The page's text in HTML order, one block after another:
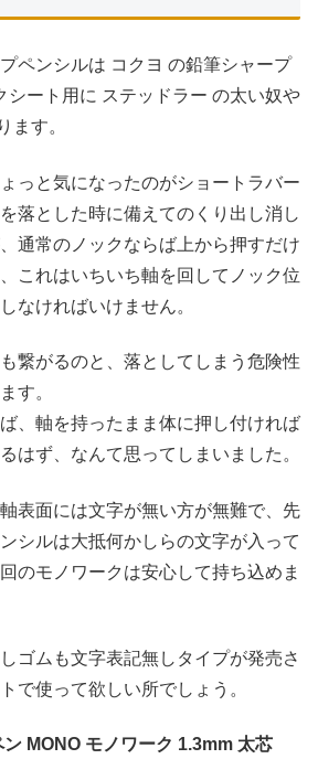
ペンシルは コクヨ の鉛筆シャープ
シート用に ステッドラー の太い奴や
ます。
っと気になったのがショートラバー
落とした時に備えてのくり出し消し
通常のノックならば上から押すだけ
これはいちいち軸を回してノック位
なければいけません。
繋がるのと、落としてしまう危険性
す。
、軸を持ったまま体に押し付ければ
はず、なんて思ってしまいました。
表面には文字が無い方が無難で、先
シルは大抵何かしらの文字が入って
のモノワークは安心して持ち込めま
ゴムも文字表記無しタイプが発売さ
で使って欲しい所でしょう。
ン MONO モノワーク 1.3mm 太芯